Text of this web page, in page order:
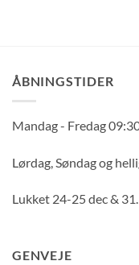
ÅBNINGSTIDER
Mandag - Fredag
Lørdag, Søndag og
Lukket 24-25 dec &
GENVEJE